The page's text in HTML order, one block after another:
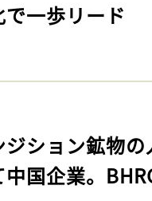
一歩リード
ジション鉱物
中国企業。
ログイン